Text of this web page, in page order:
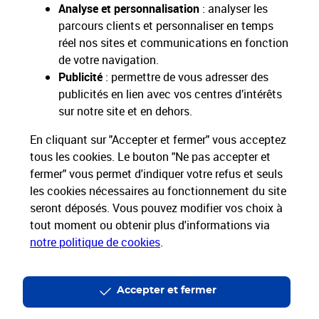
Analyse et personnalisation : analyser les
parcours clients et personnaliser en temps
réel nos sites et communications en fonction
de votre navigation.
Publicité : permettre de vous adresser des
publicités en lien avec vos centres d’intérêts
sur notre site et en dehors.
En cliquant sur "Accepter et fermer" vous acceptez
tous les cookies. Le bouton "Ne pas accepter et
fermer" vous permet d'indiquer votre refus et seuls
les cookies nécessaires au fonctionnement du site
seront déposés. Vous pouvez modifier vos choix à
tout moment ou obtenir plus d'informations via
notre politique de cookies.
Accepter et fermer
Restons connectés
Nos Services
Nos Produits
Nos Tarifs
La Poste vous accompagne
La Poste recrute